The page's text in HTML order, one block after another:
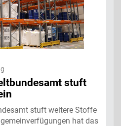
stuft
stuft weitere Stoffe
hat das